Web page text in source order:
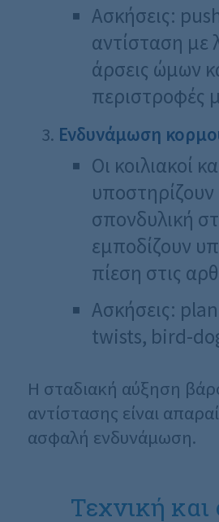
Ασκήσεις:
αντίσταση με
άρσεις ώμων
περιστροφές
Ενδυνάμωση
Οι κοιλιακοί
υποστηρίζουν
σπονδυλική
εμποδίζουν
πίεση στις
Ασκήσεις:
twists, bird-
Η σταδιακή αύξηση
αντίστασης είναι
ασφαλή ενδυνάμωση.
Τεχνική